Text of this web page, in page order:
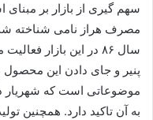
سهم گیری از بازار بر مبنای
مصرف هراز نامی شناخته
سال ۸۶ در این بازار
پنیر و جای دادن این
موضوعاتی است که شهریار
به آن تاکید دارد. همچنین